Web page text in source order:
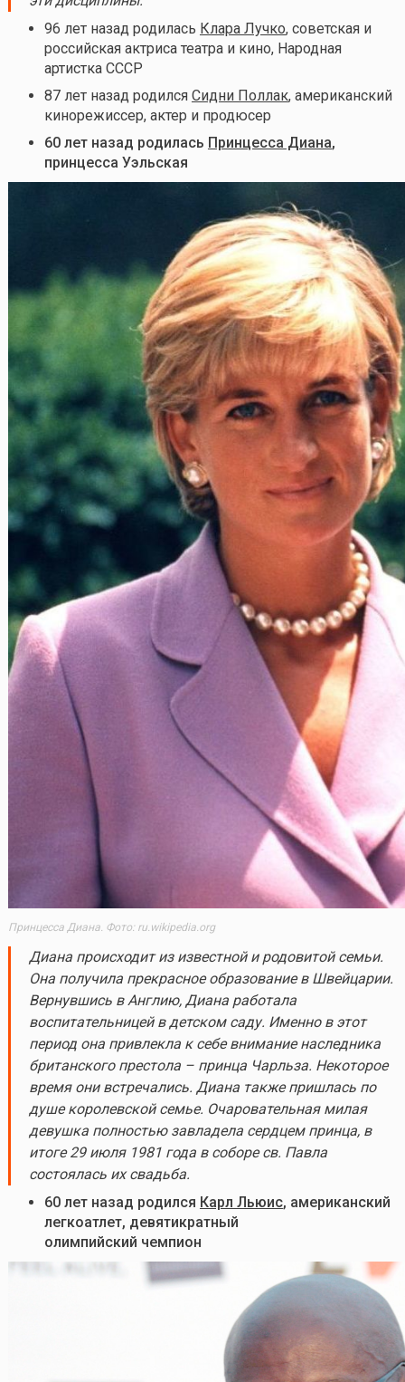
96 лет назад родилась Клара Лучко, советская и
российская актриса театра и кино, Народная
артистка СССР
87 лет назад родился Сидни Поллак, американский
кинорежиссер, актер и продюсер
60 лет назад родилась Принцесса Диана,
принцесса Уэльская
Принцесса Диана. Фото: ru.wikipedia.org
Диана происходит из известной и родовитой семьи.
Она получила прекрасное образование в Швейцарии.
Вернувшись в Англию, Диана работала
воспитательницей в детском саду. Именно в этот
период она привлекла к себе внимание наследника
британского престола – принца Чарльза. Некоторое
время они встречались. Диана также пришлась по
душе королевской семье. Очаровательная милая
девушка полностью завладела сердцем принца, в
итоге 29 июля 1981 года в соборе св. Павла
состоялась их свадьба.
60 лет назад родился Карл Льюис, американский
легкоатлет, девятикратный
олимпийский чемпион